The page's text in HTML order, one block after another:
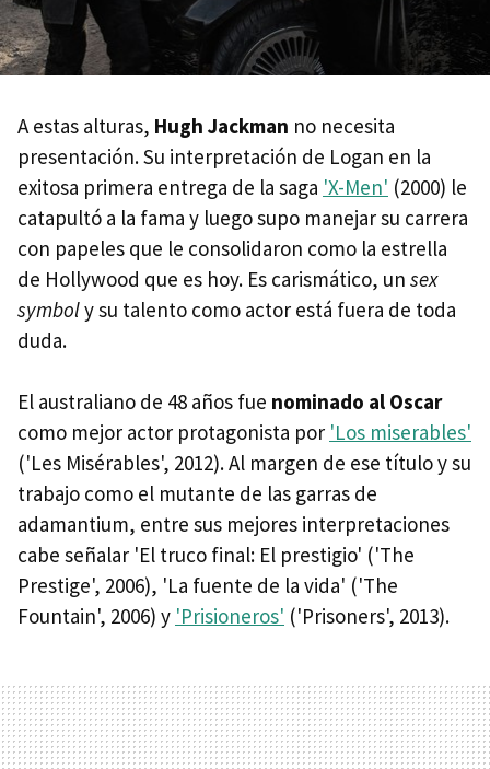
A estas alturas, Hugh Jackman no necesita
presentación. Su interpretación de Logan en la
exitosa primera entrega de la saga 'X-Men' (2000) le
catapultó a la fama y luego supo manejar su carrera
con papeles que le consolidaron como la estrella
de Hollywood que es hoy. Es carismático, un sex
symboly su talento como actor está fuera de toda
duda.
El australiano de 48 años fue nominado al Oscar
como mejor actor protagonista por 'Los miserables'
('Les Misérables', 2012). Al margen de ese título y su
trabajo como el mutante de las garras de
adamantium, entre sus mejores interpretaciones
cabe señalar 'El truco final: El prestigio' ('The
Prestige', 2006), 'La fuente de la vida' ('The
Fountain', 2006) y 'Prisioneros' ('Prisoners', 2013).